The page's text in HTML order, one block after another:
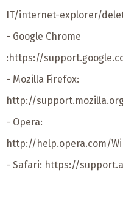
IT/internet-explorer/
- Google Chrome
:https://
- Mozilla Firefox:
http://
- Opera:
http://help.opera.com/
- Safari: https://